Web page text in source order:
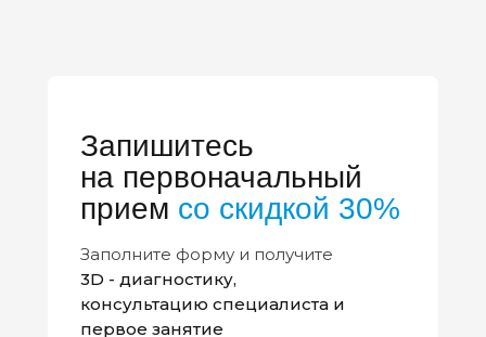
Запишитесь
на первоначальный
прием со скидкой 30%
Заполните форму и получите
3D - диагностику,
консультацию специалиста и
первое занятие